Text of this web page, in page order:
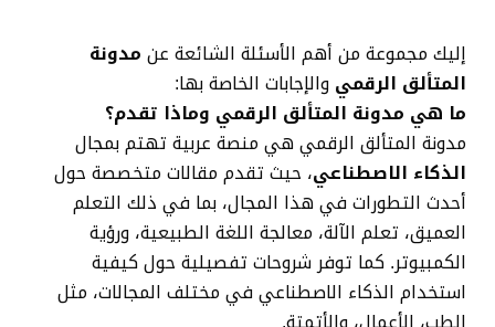
إليك مجموعة من أهم الأسئلة الشائعة عنمدونة
المتألق الرقمي والإجابات الخاصة بها:
ما هي مدونة المتألق الرقمي وماذا تقدم؟
مدونة المتألق الرقمي هي منصة عربية تهتم بمجال
الذكاء الاصطناعي، حيث تقدم مقالات متخصصة حول
أحدث التطورات في هذا المجال، بما في ذلك التعلم
العميق، تعلم الآلة، معالجة اللغة الطبيعية، ورؤية
الكمبيوتر. كما توفر شروحات تفصيلية حول كيفية
استخدام الذكاء الاصطناعي في مختلف المجالات، مثل